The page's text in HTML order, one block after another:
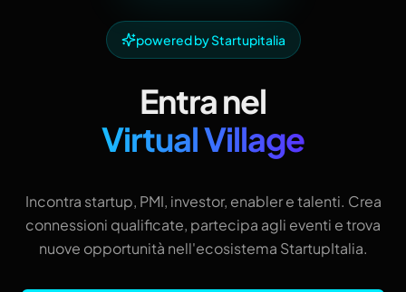
powered by Startupitalia
Entra nel
Virtual Village
Incontra startup, PMI, investor, enabler e talenti. Crea
connessioni qualificate, partecipa agli eventi e trova
nuove opportunità nell'ecosistema StartupItalia.